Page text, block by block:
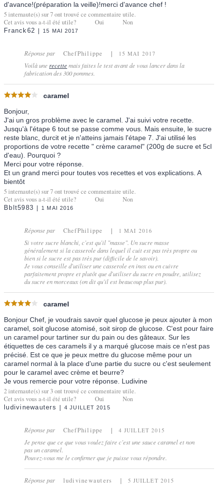
d'avance!(préparation la veille)!merci d'avance chef !
5internaute(s) sur7ont trouvé ce commentaire utile.
Cet avis vous a-t-il été utile?
Oui Non
Franck62 15 MAI 2017
Réponse par ChefPhilippe 15 MAI 2017
Voilà une recette mais faites le test avant de vous lancer dans la
fabrication des 300 pommes.
caramel
Bonjour,
J'ai un gros problème avec le caramel. J'ai suivi votre recette.
Jusqu'à l'étape 6 tout se passe comme vous. Mais ensuite, le sucre
reste blanc, durcit et je n'atteins jamais l'étape 7. J'ai utilisé les
proportions de votre recette " crème caramel" (200g de sucre et 5cl
d'eau). Pourquoi ?
Merci pour votre réponse.
Et un grand merci pour toutes vos recettes et vos explications. A
bientôt
5internaute(s) sur7ont trouvé ce commentaire utile.
Cet avis vous a-t-il été utile?
Oui Non
Bblt5983 1 MAI 2016
Réponse par ChefPhilippe 1 MAI 2016
Si votre sucre blanchi, c'est qu'il "masse". Un sucre masse
généralement si la casserole dans lequel il cuit est pas très propre ou
bien si le sucre est pas très pur (difficile de le savoir).
Je vous conseille d'utiliser une casserole en inox ou en cuivre
parfaitement propre et plutôt que d'utiliser du sucre en poudre, utilisez
du sucre en morceaux (on dit qu'il est beaucoup plus pur).
caramel
Bonjour Chef, je voudrais savoir quel glucose je peux ajouter à mon
caramel, soit glucose atomisé, soit sirop de glucose. C'est pour faire
un caramel pour tartiner sur du pain ou des gâteaux. Sur les
étiquettes de ces caramels il y a marqué glucose mais ce n'est pas
précisé. Est ce que je peux mettre du glucose même pour un
caramel normal à la place d'une partie du sucre ou c'est seulement
pour le caramel avec crème et beurre?
Je vous remercie pour votre réponse. Ludivine
2internaute(s) sur3ont trouvé ce commentaire utile.
Cet avis vous a-t-il été utile?
Oui Non
ludivinewauters 4 JUILLET 2015
Réponse par ChefPhilippe 4 JUILLET 2015
Je pense que ce que vous voulez faire c'est une sauce caramel et non
pas un caramel.
Pouvez-vous me le confirmer que je puisse vous répondre.
Réponse par ludivinewauters 5 JUILLET 2015